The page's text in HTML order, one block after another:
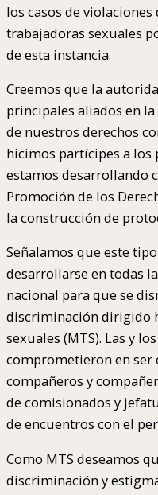
los casos de
trabajadoras sexuales
de esta instancia.
Creemos que la
principales aliados en
de nuestros derechos
hicimos partícipes a los
estamos desarrollando
Promoción de los
la construcción de
Señalamos que este
desarrollarse en todas
nacional para que se
discriminación dirigido
sexuales (MTS). Las y
comprometieron en
compañeros y
de comisionados y
de encuentros con el
Como MTS deseamos
discriminación y